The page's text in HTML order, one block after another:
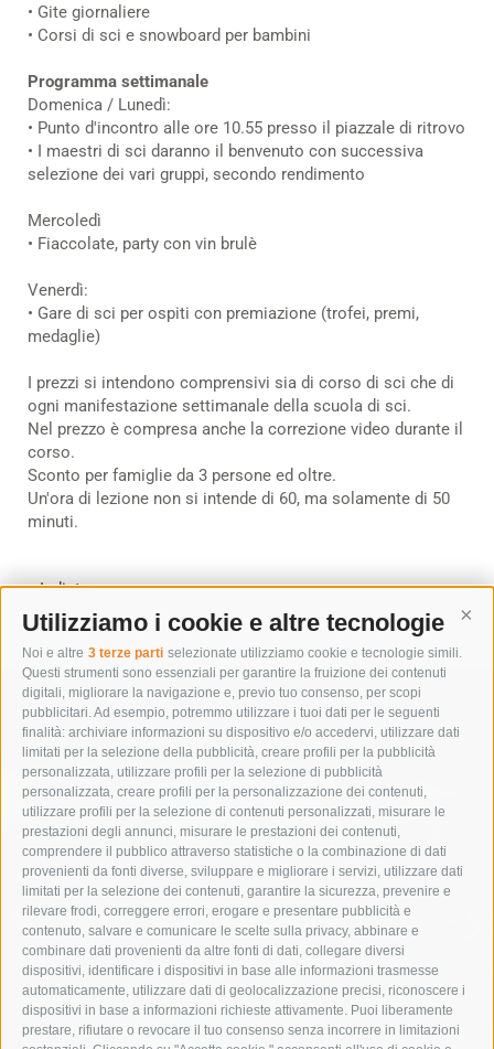
Utilizziamo i cookie e altre tecnologie
Noi e altre 3 terze parti selezionate utilizziamo cookie e tecnologie simili.
Questi strumenti sono essenziali per garantire la fruizione dei contenuti
digitali, migliorare la navigazione e, previo tuo consenso, per scopi
pubblicitari. Ad esempio, potremmo utilizzare i tuoi dati per le seguenti
finalità: archiviare informazioni su dispositivo e/o accedervi, utilizzare dati
limitati per la selezione della pubblicità, creare profili per la pubblicità
personalizzata, utilizzare profili per la selezione di pubblicità
personalizzata, creare profili per la personalizzazione dei contenuti,
utilizzare profili per la selezione di contenuti personalizzati, misurare le
prestazioni degli annunci, misurare le prestazioni dei contenuti,
comprendere il pubblico attraverso statistiche o la combinazione di dati
provenienti da fonti diverse, sviluppare e migliorare i servizi, utilizzare dati
limitati per la selezione dei contenuti, garantire la sicurezza, prevenire e
rilevare frodi, correggere errori, erogare e presentare pubblicità e
contenuto, salvare e comunicare le scelte sulla privacy, abbinare e
combinare dati provenienti da altre fonti di dati, collegare diversi
dispositivi, identificare i dispositivi in base alle informazioni trasmesse
automaticamente, utilizzare dati di geolocalizzazione precisi, riconoscere i
dispositivi in base a informazioni richieste attivamente. Puoi liberamente
prestare, rifiutare o revocare il tuo consenso senza incorrere in limitazioni
• Gite giornaliere
• Corsi di sci e snowboard per bambini
Programma settimanale
Domenica / Lunedì:
• Punto d'incontro alle ore 10.55 presso il piazzale di ritrovo
• I maestri di sci daranno il benvenuto con successiva
selezione dei vari gruppi, secondo rendimento
Mercoledì
• Fiaccolate, party con vin brulè
Venerdì:
• Gare di sci per ospiti con premiazione (trofei, premi,
medaglie)
I prezzi si intendono comprensivi sia di corso di sci che di
ogni manifestazione settimanale della scuola di sci.
Nel prezzo è compresa anche la correzione video durante il
corso.
Sconto per famiglie da 3 persone ed oltre.
Un'ora di lezione non si intende di 60, ma solamente di 50
minuti.
« Indietro
IMMERGITI NELLA NATURA
VACANZE ESTIVE